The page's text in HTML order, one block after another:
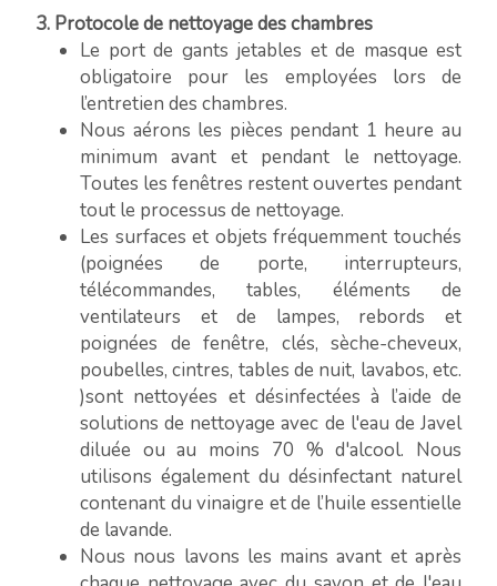
3. Protocole de nettoyage des chambres
Le port de gants jetables et de masque est
obligatoire pour les employées lors de
l’entretien des chambres.
Nous aérons les pièces pendant 1 heure au
minimum avant et pendant le nettoyage.
Toutes les fenêtres restent ouvertes pendant
tout le processus de nettoyage.
Les surfaces et objets fréquemment touchés
(poignées de porte, interrupteurs,
télécommandes, tables, éléments de
ventilateurs et de lampes, rebords et
poignées de fenêtre, clés, sèche-cheveux,
poubelles, cintres, tables de nuit, lavabos, etc.
)sont nettoyées et désinfectées à l’aide de
solutions de nettoyage avec de l'eau de Javel
diluée ou au moins 70 % d'alcool. Nous
utilisons également du désinfectant naturel
contenant du vinaigre et de l’huile essentielle
de lavande.
Nous nous lavons les mains avant et après